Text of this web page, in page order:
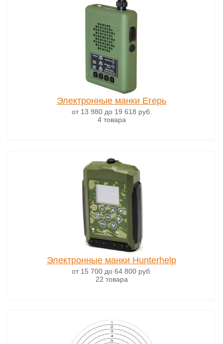
Электронные манки Егерь
от 13 980до 19 618 руб.
4 товара
Электронные манки Hunterhelp
от 15 700до 64 800руб.
22 товара